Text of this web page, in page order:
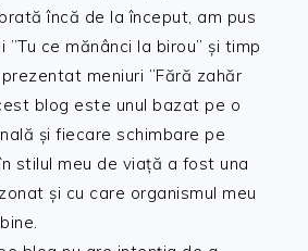
încă de la început, am pus
ce mănânci la birou” și timp
meniuri ”Fără zahăr
blog este unul bazat pe o
și fiecare schimbare pe
stilul meu de viață a fost una
și cu care organismul meu